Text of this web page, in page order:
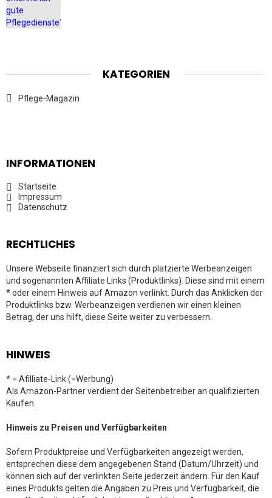
KATEGORIEN
Pflege-Magazin
INFORMATIONEN
Startseite
Impressum
Datenschutz
RECHTLICHES
Unsere Webseite finanziert sich durch platzierte Werbeanzeigen
und sogenannten Affiliate Links (Produktlinks). Diese sind mit einem
* oder einem Hinweis auf Amazon verlinkt. Durch das Anklicken der
Produktlinks bzw. Werbeanzeigen verdienen wir einen kleinen
Betrag, der uns hilft, diese Seite weiter zu verbessern.
HINWEIS
* = Afilliate-Link (=Werbung)
Als Amazon-Partner verdient der Seitenbetreiber an qualifizierten
Käufen.
Hinweis zu Preisen und Verfügbarkeiten
Sofern Produktpreise und Verfügbarkeiten angezeigt werden,
entsprechen diese dem angegebenen Stand (Datum/Uhrzeit) und
können sich auf der verlinkten Seite jederzeit ändern. Für den Kauf
eines Produkts gelten die Angaben zu Preis und Verfügbarkeit, die